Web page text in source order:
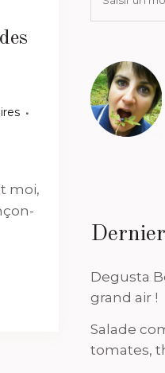
moi,
Degusta
grand air !
Salade
tomates,